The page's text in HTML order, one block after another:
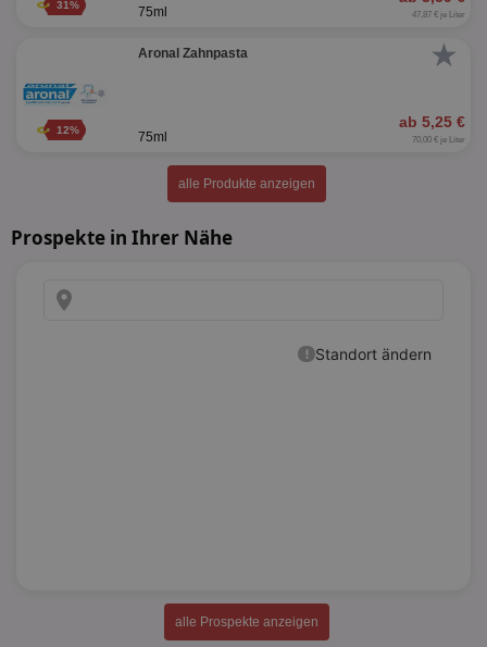
31% 75ml 47,87 € je Liter
★
12%
Aronal Zahnpasta
ab 5,25 €
75ml 70,00 € je Liter
alle Produkte anzeigen
Prospekte in Ihrer Nähe
alle Prospekte anzeigen